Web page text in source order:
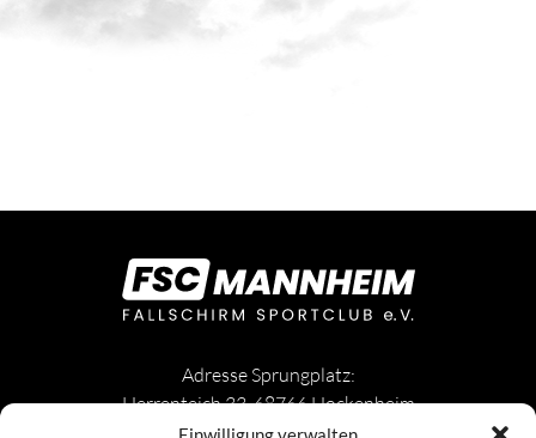
Adresse Sprungplatz:
Herrenteich 33, 68766 Hockenheim